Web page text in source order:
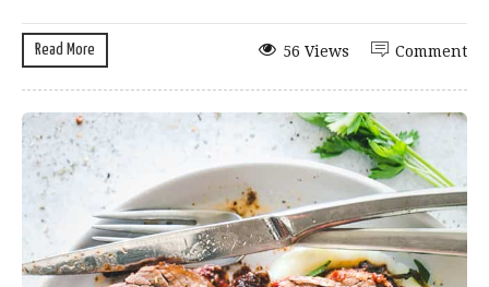
Read More Comment
56 Views